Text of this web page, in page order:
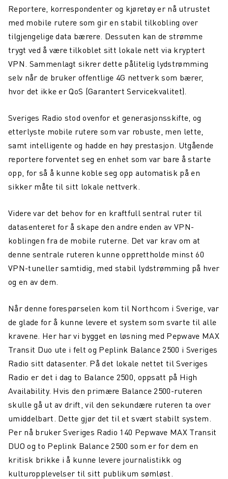
Northcom News #6
Aars investerer i Northcom
Oppdatering fra Team Northcom
Northcom News #5
Northcom vant ny rammeavtale med HDO
Northcom vant rammeavtale med NKS110
Avinor og Oslo Lufthavn: Sikrer God Hørsel og
Kommunikasjon i Støyfylte Miljøer
Northcom inngår partnerskap med Peplink og Starlink
Vi søker en Operation Specialist
Maritim konnektivitet: overvinne dekningsutfordringer
Northcom og Nokia går sammen for å levere kritiske
kommunikasjonsnettverk
Northcom News #4
En datadrevet digital maritim revolusjon
Northcom deltar på OTD Energy 2023 i Stavanger
Northcom vil sikre kommunikasjonsløsningen innenfor
Bli kjent med vår sommeransatt Martin
Northcom kjøper LS Elektronik AB
Northcom deltar på Critical Communications World 2023
Elistair introduserer ORION Heavy Lift
Skihelsning frå Team Northcom
Reportere, korrespondenter og kjøretøy er nå utrustet
med mobile rutere som gir en stabil tilkobling over
tilgjengelige data bærere. Dessuten kan de strømme
trygt ved å være tilkoblet sitt lokale nett via kryptert
VPN. Sammenlagt sikrer dette pålitelig lydstrømming
selv når de bruker offentlige 4G nettverk som bærer,
hvor det ikke er QoS (Garantert Servicekvalitet).
Sveriges Radio stod ovenfor et generasjonsskifte, og
etterlyste mobile rutere som var robuste, men lette,
samt intelligente og hadde en høy prestasjon. Utgående
reportere forventet seg en enhet som var bare å starte
opp, for så å kunne koble seg opp automatisk på en
sikker måte til sitt lokale nettverk.
Videre var det behov for en kraftfull sentral ruter til
datasenteret for å skape den andre enden av VPN-
koblingen fra de mobile ruterne. Det var krav om at
denne sentrale ruteren kunne opprettholde minst 60
VPN-tuneller samtidig, med stabil lydstrømming på hver
og en av dem.
Når denne forespørselen kom til Northcom i Sverige, var
de glade for å kunne levere et system som svarte til alle
kravene. Her har vi bygget en løsning med Pepwave MAX
Transit Duo ute i felt og Peplink Balance 2500 i Sveriges
Radio sitt datasenter. På det lokale nettet til Sveriges
Radio er det i dag to Balance 2500, oppsatt på High
Availability. Hvis den primære Balance 2500-ruteren
skulle gå ut av drift, vil den sekundære ruteren ta over
umiddelbart. Dette gjør det til et svært stabilt system.
Per nå bruker Sveriges Radio 140 Pepwave MAX Transit
DUO og to Peplink Balance 2500 som er for dem en
kritisk brikke i å kunne levere journalistikk og
kulturopplevelser til sitt publikum sømløst.